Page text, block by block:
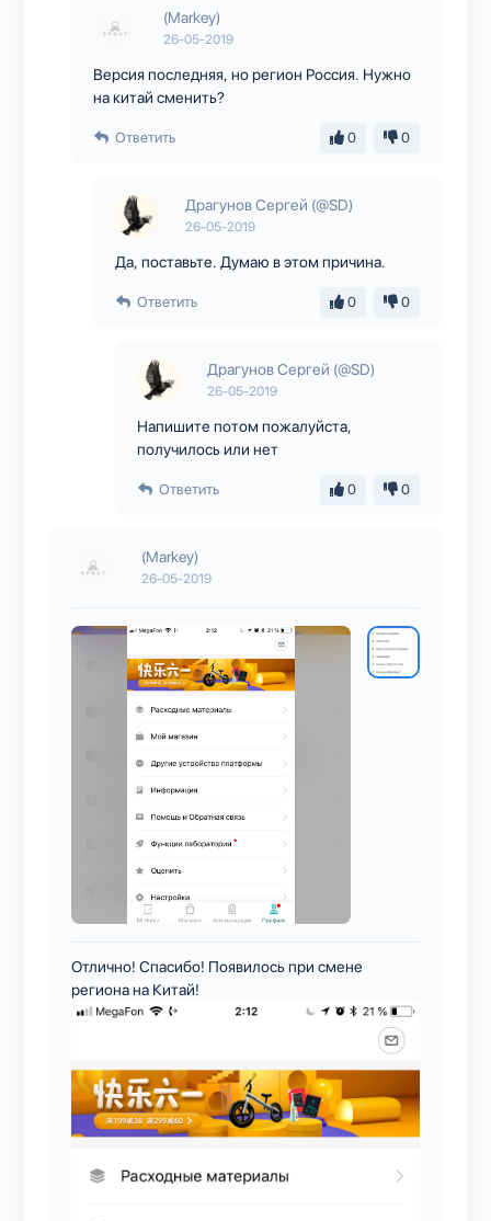
(Markey)
26-05-2019
Версия последняя, но регион Россия. Нужно
на китай сменить?
Ответить 0 0
Драгунов Сергей (@SD)
26-05-2019
Да, поставьте. Думаю в этом причина.
Ответить 0 0
Драгунов Сергей (@SD)
26-05-2019
Напишите потом пожалуйста,
получилось или нет
Ответить 0 0
(Markey)
26-05-2019
Отлично! Спасибо! Появилось при смене
региона на Китай!